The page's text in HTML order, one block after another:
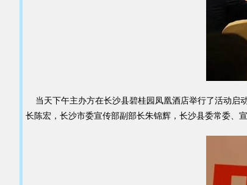
当天下午主办方在长沙县碧桂园凤凰酒店举行了活动启
长陈宏，长沙市委宣传部副部长朱锦辉，长沙县委常委、